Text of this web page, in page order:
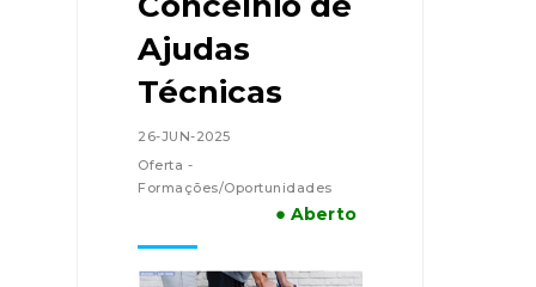
Ajudas
Técnicas
26-JUN-2025
Oferta -
Formações/Oportunidades
● Aberto